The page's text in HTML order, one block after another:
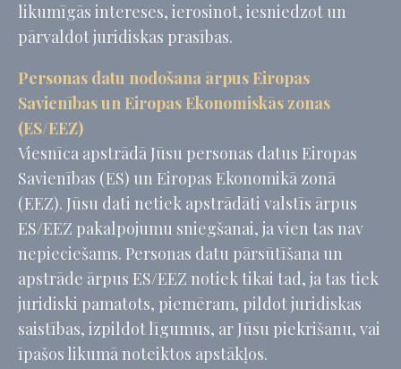
likumīgās intereses, ierosinot, iesniedzot un
pārvaldot juridiskas prasības.
Personas datu nodošana ārpus Eiropas
Savienības un Eiropas Ekonomiskās zonas
(ES/EEZ)
Viesnīca apstrādā Jūsu personas datus Eiropas
Savienības (ES) un Eiropas Ekonomikā zonā
(EEZ). Jūsu dati netiek apstrādāti valstīs ārpus
ES/EEZ pakalpojumu sniegšanai, ja vien tas nav
nepieciešams. Personas datu pārsūtīšana un
apstrāde ārpus ES/EEZ notiek tikai tad, ja tas tiek
juridiski pamatots, piemēram, pildot juridiskas
saistības, izpildot līgumus, ar Jūsu piekrišanu, vai
īpašos likumā noteiktos apstākļos.